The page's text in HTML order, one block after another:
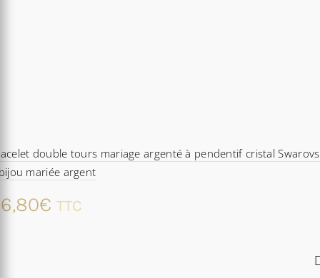
double tours mariage argenté à pendentif cristal
mariée argent
€ TTC